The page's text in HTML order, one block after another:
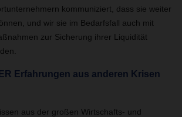
kommuniziert, dass sie weiter
und wir sie im Bedarfsfall auch mit
zur Sicherung ihrer Liquidität
Erfahrungen aus anderen Krisen
aus der großen Wirtschafts- und